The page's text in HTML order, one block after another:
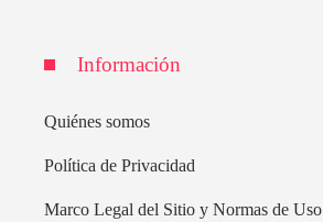
Información
Quiénes somos
Política de Privacidad
Marco Legal del Sitio y Normas de Uso